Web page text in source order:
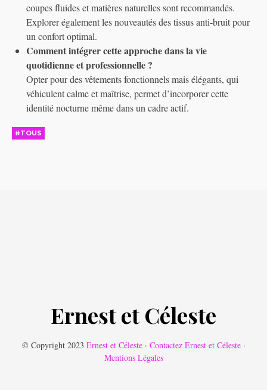
coupes fluides et matières naturelles sont recommandés.
Explorer également les nouveautés des tissus anti-bruit pour
un confort optimal.
Comment intégrer cette approche dans la vie
quotidienne et professionnelle ?
Opter pour des vêtements fonctionnels mais élégants, qui
véhiculent calme et maîtrise, permet d’incorporer cette
identité nocturne même dans un cadre actif.
#TOUS
Ernest et Céleste
© Copyright 2023 Ernest et Céleste· Contactez Ernest et Céleste·
Mentions Légales